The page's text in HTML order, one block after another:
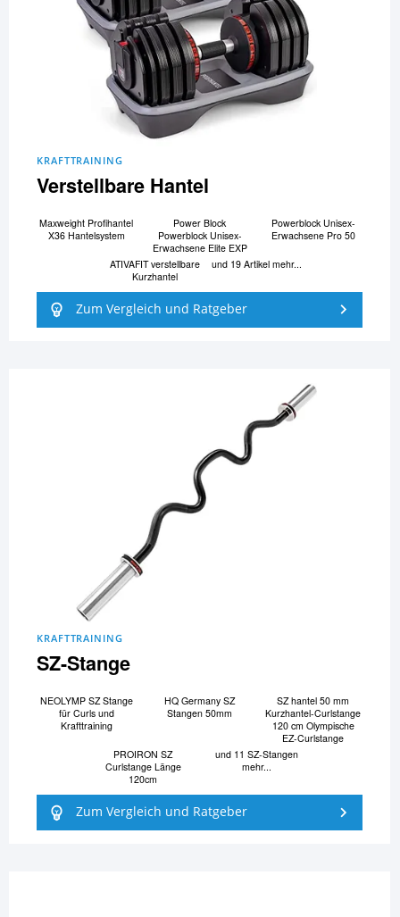
KRAFTTRAINING
Verstellbare Hantel
Maxweight Profihantel
X36 Hantelsystem
Power Block
Powerblock Unisex-
Erwachsene Elite EXP
Powerblock Unisex-
Erwachsene Pro 50
ATIVAFIT verstellbare
Kurzhantel
und 19 Artikel mehr...
Zum Vergleich und Ratgeber
KRAFTTRAINING
SZ-Stange
NEOLYMP SZ Stange
für Curls und
Krafttraining
HQ Germany SZ
Stangen 50mm
SZ hantel 50 mm
Kurzhantel-Curlstange
120 cm Olympische
EZ-Curlstange
PROIRON SZ
Curlstange Länge
120cm
und 11 SZ-Stangen
mehr...
Zum Vergleich und Ratgeber